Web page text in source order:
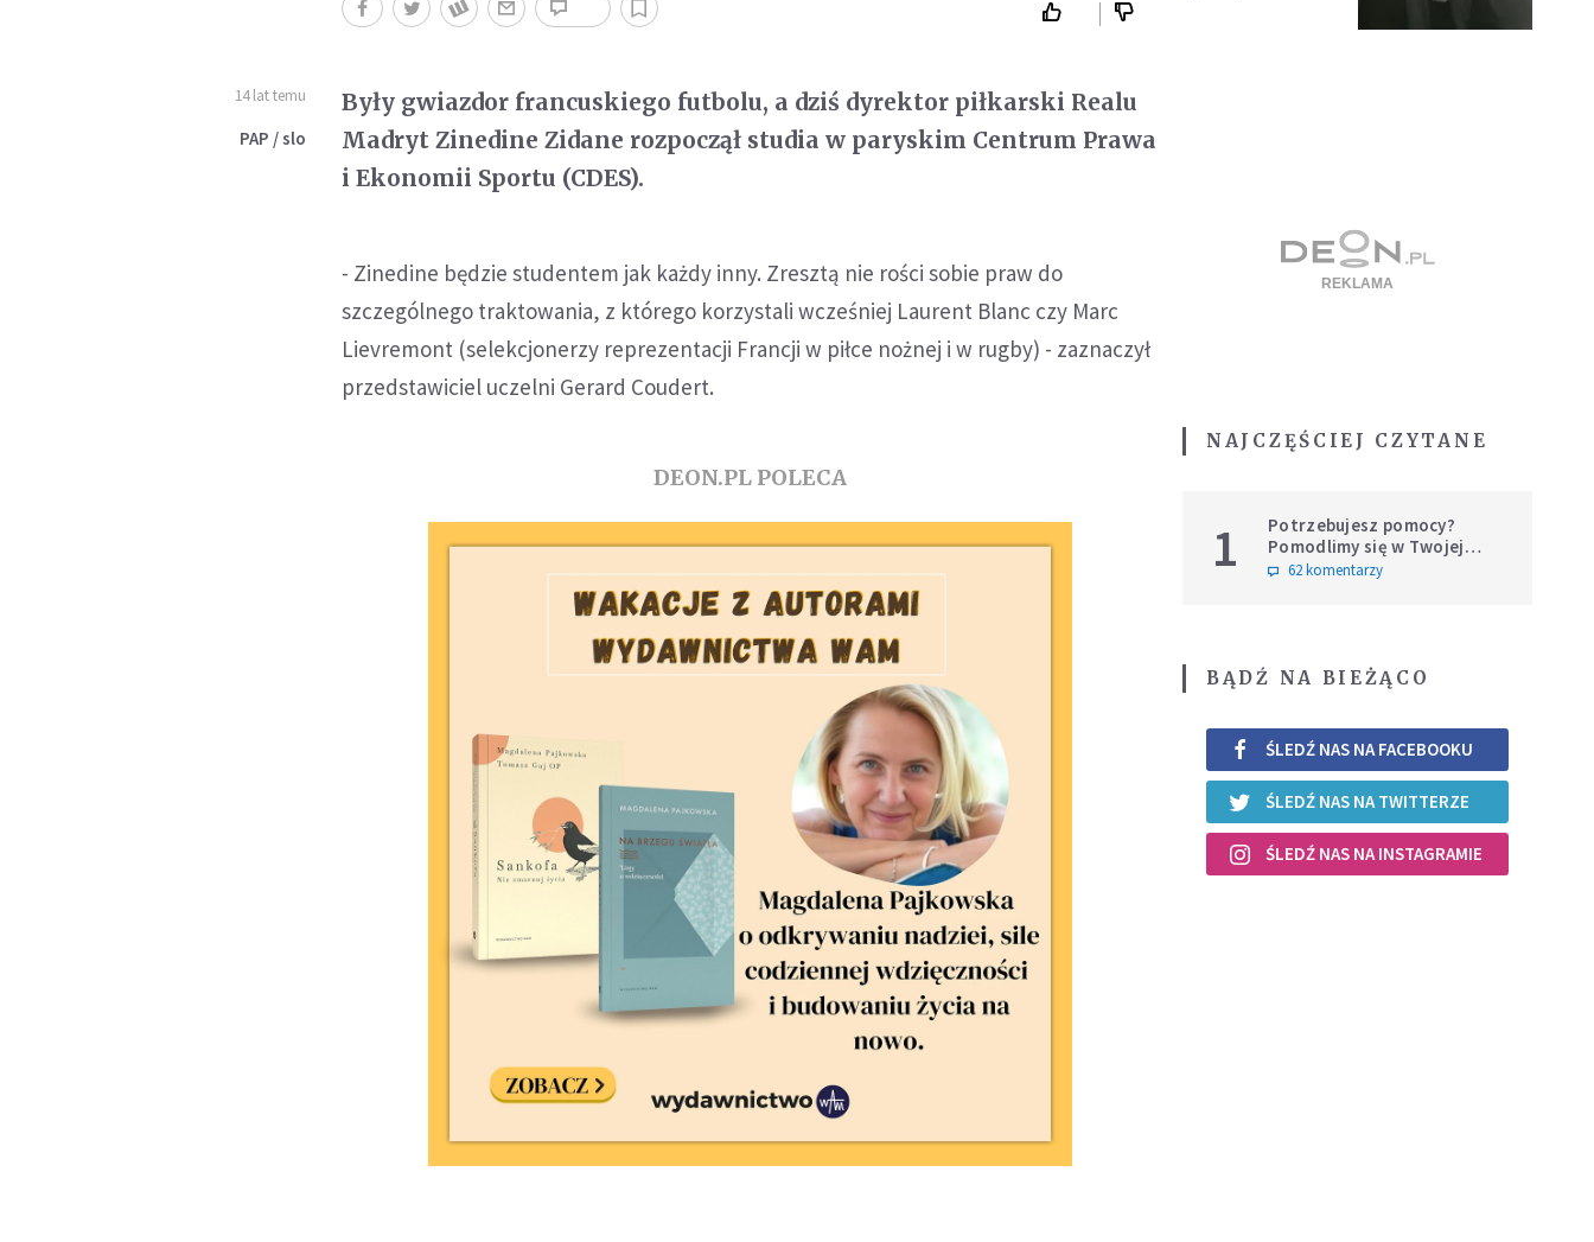
14 lat temu
PAP / slo
Były gwiazdor francuskiego futbolu, a dziś dyrektor piłkarski Realu
Madryt Zinedine Zidane rozpoczął studia w paryskim Centrum Prawa
i Ekonomii Sportu (CDES).
- Zinedine będzie studentem jak każdy inny. Zresztą nie rości sobie praw do
szczególnego traktowania, z którego korzystali wcześniej Laurent Blanc czy Marc
Lievremont (selekcjonerzy reprezentacji Francji w piłce nożnej i w rugby) - zaznaczył
przedstawiciel uczelni Gerard Coudert.
DEON.PL POLECA
NAJCZĘŚCIEJ CZYTANE
1
Potrzebujesz pomocy?
Pomodlimy się w Twojej
intencji
62 komentarzy
BĄDŹ NA BIEŻĄCO
ŚLEDŹ NAS NA FACEBOOKU
ŚLEDŹ NAS NA TWITTERZE
ŚLEDŹ NAS NA INSTAGRAMIE